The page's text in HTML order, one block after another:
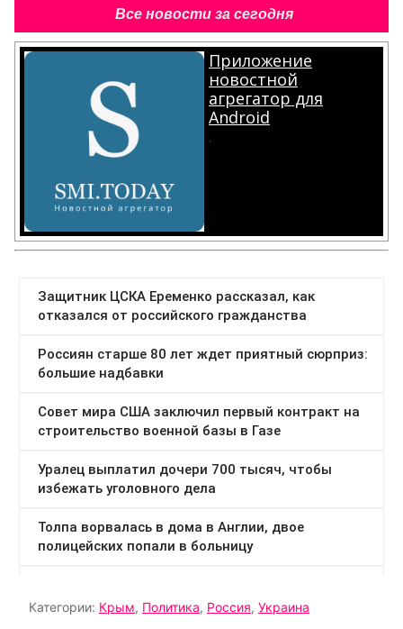
Все новости за сегодня
Приложение
новостной
агрегатор для
Android
.
Категории: Крым, Политика, Россия, Украина